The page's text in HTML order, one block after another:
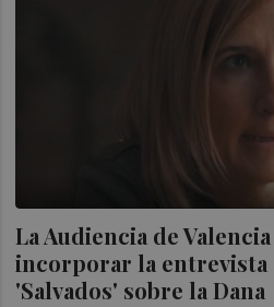
La Audiencia de
incorporar la entrevista
'Salvados' sobre la Dana